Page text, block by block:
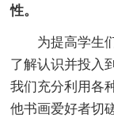
性。
为提高学生
了解认识并投入
我们充分利用各
他书画爱好者切